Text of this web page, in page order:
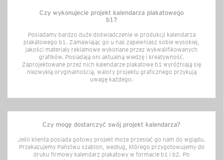
Czy wykonujecie projekt kalendarza plakatowego
b1?
Posiadamy bardzo duże doświadczenie w produkcji kalendarza
plakatowego b1. Zamawiając go u nas zapewniasz sobie wysokiej,
jakości materiały reklamowe wykonane przez wykwalifikowanych
grafików. Posiadają oni aktualną wiedzę i kreatywność.
Zaprojektowane przez nich kalendarze plakatowe b1 wyróżniają się
niezwykłą oryginalnością, walory projektu graficznego przykują
uwagę każdego.
Czy mogę dostarczyć swój projekt kalendarza?
Jeśli klienta posiada gotowy projekt może przesłać go nam do wglądu.
Przekazujemy Państwu szablon, według, którego przygotowujemy do
druku firmowy kalendarz plakatowy w formacie b1 i b2. Po